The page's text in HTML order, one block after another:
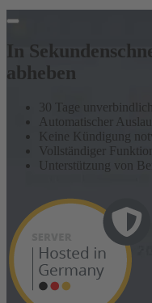
In
abheben
30 Tage
Automatischer
Keine Kündigung
Vollständiger
Unterstützung von